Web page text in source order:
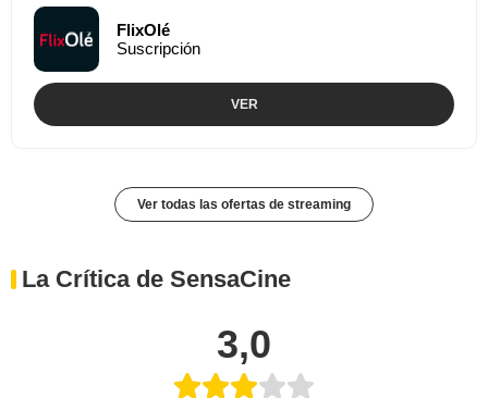
FlixOlé
Suscripción
VER
Ver todas las ofertas de streaming
La Crítica de SensaCine
3,0